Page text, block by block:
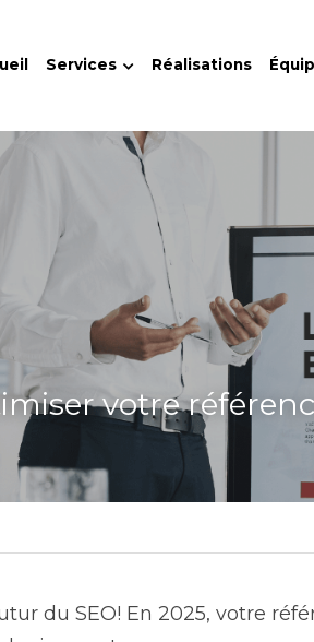
Services Réalisations
votre
du SEO! En 2025, votre